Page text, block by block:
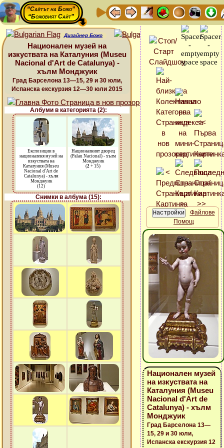
“Сайтът на Божо”
“Божовият Сайт”
Дизайнер Божо
Национален музей на
изкуствата на Каталуния (Museu
Nacional d'Art de Catalunya) -
хълм Монджуик
Град Барселона 13—15, 29 и 30 юли,
Испанска екскурзия 12—30 юли 2015
Албуми в категорията (2):
Експозиции в
националеня музей на
изкуствата на
Каталуния (Museu
Nacional d'Art de
Catalunya) - хълм
Монджуик
(12)
Националният дворец
(Palau Nacional) - хълм
Монджуик
(2 + 15)
Снимки в албума (15):
Файлове
Помощ
Национален музей
на изкуствата на
Каталуния (Museu
Nacional d'Art de
Catalunya) - хълм
Монджуик
Град Барселона 13—
15, 29 и 30 юли,
Испанска екскурзия 12